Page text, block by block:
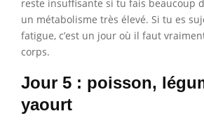
reste insuffisante si tu fais beaucoup
un métabolisme très élevé. Si tu es
fatigue, c’est un jour où il faut
corps.
Jour 5 : poisson,
yaourt